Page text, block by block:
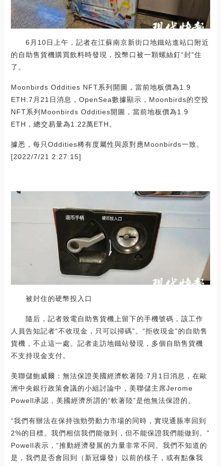
6月10日上午，記者在江蘇南京新街口地鐵站進站口附近
的自助售貨機購買飲料時發現，投幣口被一顆螺絲釘“封”住
了。
Moonbirds Oddities NFT系列開圖，當前地板價為1.9
ETH:7月21日消息，OpenSea數據顯示，Moonbirds的空投
NFT系列Moonbirds Oddities開圖，當前地板價為1.9
ETH，總交易量為1.22萬ETH。
據悉，每只Oddities稀有度屬性與原對應Moonbirds一致。
[2022/7/21 2:27:15]
被封住的硬幣投入口
隨后，記者致電自助售貨機上留下的手機號碼，該工作
人員告知記者“不收現金，只可以掃碼”。“拒收現金”的自助售
貨機，不止這一處。記者走訪地鐵站發現，多個自助售貨機
不支持現金支付。
美聯儲鮑威爾：無法保證美國經濟軟著陸:7月1日消息，在歐
洲中央銀行政策會議的小組討論中，美聯儲主席Jerome
Powell承認，美國經濟所謂的“軟著陸”是他無法保證的。
“我們有辦法在保持強勁勞動力市場的同時，實現通脹率回到
2%的目標。我們相信我們能做到，但不能保證我們能做到。”
Powell表示，“推動經濟發展的力量非常不同。我們不知道的
是，我們是否會回到（新冠爆發）以前的樣子，或有點像我